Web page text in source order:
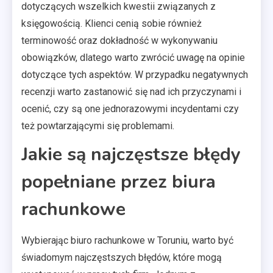
dotyczących wszelkich kwestii związanych z
księgowością. Klienci cenią sobie również
terminowość oraz dokładność w wykonywaniu
obowiązków, dlatego warto zwrócić uwagę na opinie
dotyczące tych aspektów. W przypadku negatywnych
recenzji warto zastanowić się nad ich przyczynami i
ocenić, czy są one jednorazowymi incydentami czy
też powtarzającymi się problemami.
Jakie są najczęstsze błędy
popełniane przez biura
rachunkowe
Wybierając biuro rachunkowe w Toruniu, warto być
świadomym najczęstszych błędów, które mogą